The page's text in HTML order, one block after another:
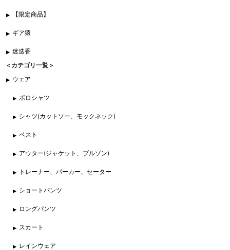
【限定商品】
ギア猿
迷迭香
＜カテゴリ一覧＞
ウェア
ポロシャツ
シャツ(カットソー、モックネック)
ベスト
アウター(ジャケット、ブルゾン)
トレーナー、パーカー、セーター
ショートパンツ
ロングパンツ
スカート
レインウェア